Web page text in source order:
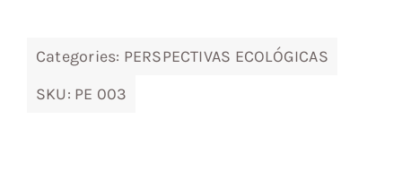
Categories: PERSPECTIVAS ECOLÓGICAS
SKU: PE 003